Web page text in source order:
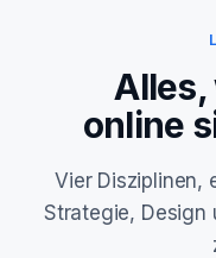
Alles,
online
Vier Disziplinen,
Strategie, Design